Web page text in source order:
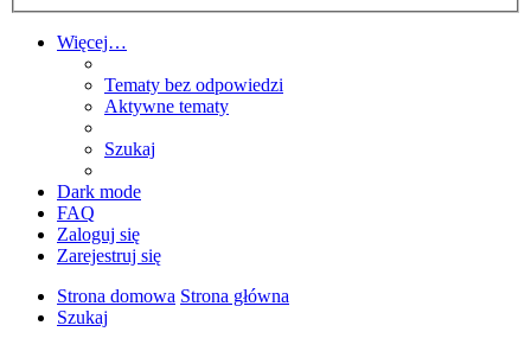
Więcej…
Tematy bez odpowiedzi
Aktywne tematy
Szukaj
Dark mode
FAQ
Zaloguj się
Zarejestruj się
Strona domowa Strona główna
Szukaj